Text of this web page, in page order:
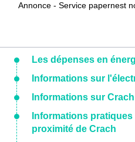
Annonce - Service papernest
Les dépenses en
Informations sur
Informations sur Crach
Informations
proximité de Crach